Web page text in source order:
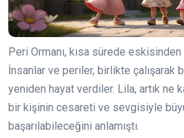
Peri Ormanı, kısa sürede
İnsanlar ve periler, birlikte çalışarak
yeniden hayat verdiler. Lila, artık ne
bir kişinin cesareti ve sevgisiyle
başarılabileceğini anlamıştı.